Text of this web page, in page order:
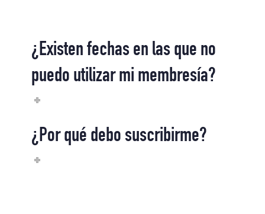
¿Existen fechas en las que no
puedo utilizar mi membresía?
¿Por qué debo suscribirme?